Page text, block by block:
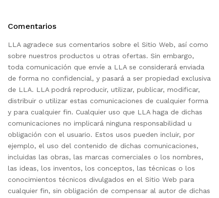
Comentarios
LLA agradece sus comentarios sobre el Sitio Web, así como
sobre nuestros productos u otras ofertas. Sin embargo,
toda comunicación que envíe a LLA se considerará enviada
de forma no confidencial, y pasará a ser propiedad exclusiva
de LLA. LLA podrá reproducir, utilizar, publicar, modificar,
distribuir o utilizar estas comunicaciones de cualquier forma
y para cualquier fin. Cualquier uso que LLA haga de dichas
comunicaciones no implicará ninguna responsabilidad u
obligación con el usuario. Estos usos pueden incluir, por
ejemplo, el uso del contenido de dichas comunicaciones,
incluidas las obras, las marcas comerciales o los nombres,
las ideas, los inventos, los conceptos, las técnicas o los
conocimientos técnicos divulgados en el Sitio Web para
cualquier fin, sin obligación de compensar al autor de dichas